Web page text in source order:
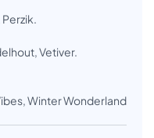
Vetiver.
Winter Wonderland